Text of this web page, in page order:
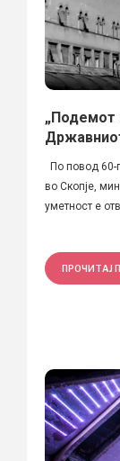
„Подемот
По повод 60-
во Скопје,
уметност е
ПРОЧИТАЈ